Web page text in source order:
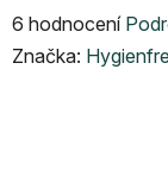
Průměrné
hodnocení
6 hodnocení
Značka: